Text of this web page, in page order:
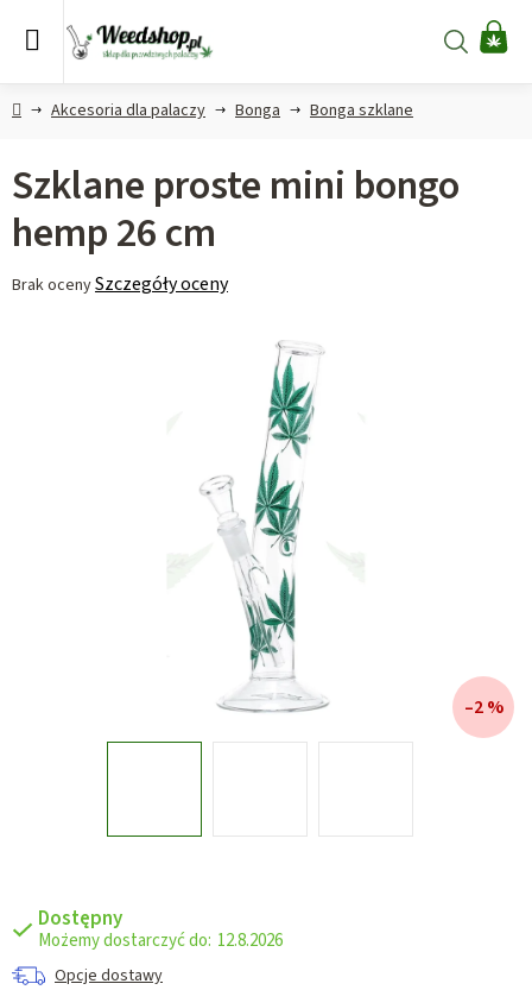
Szukaj
HomeAkcesoria dla palaczy Bonga Bonga szklane
Dostępny
12.8.2026
Opcje dostawy
Szklane proste mini bongo
hemp 26 cm
Średnia
Brak ocenySzczegóły oceny
–2 %